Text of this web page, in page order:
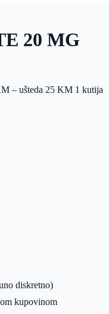
20 MG
– ušteda 25 KM 1 kutija
diskretno)
kupovinom